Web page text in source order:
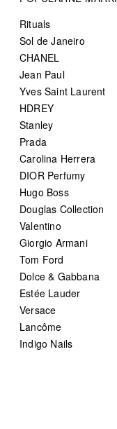
Rituals
Sol de Janeiro
CHANEL
Jean Paul
Yves Saint Laurent
HDREY
Stanley
Prada
Carolina Herrera
DIOR Perfumy
Hugo Boss
Douglas Collection
Valentino
Giorgio Armani
Tom Ford
Dolce & Gabbana
Estée Lauder
Versace
Lancôme
Indigo Nails